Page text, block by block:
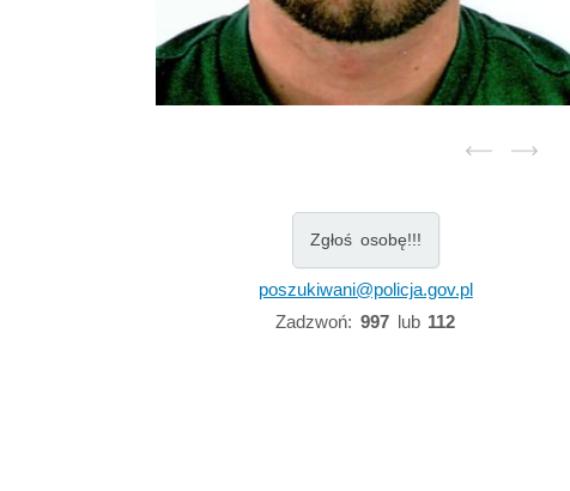
Zgłoś osobę!!!
poszukiwani@policja.gov.pl
Zadzwoń: 997lub 112